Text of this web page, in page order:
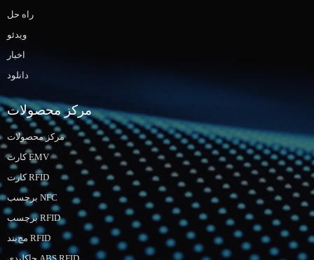
راه حل
ویدئو
اخبار
دانلود
مرکز محصولات
مرکز محصولات
کارت EMV
کارت RFID
برچسب NFC
برچسب RFID
مچ‌بند RFID